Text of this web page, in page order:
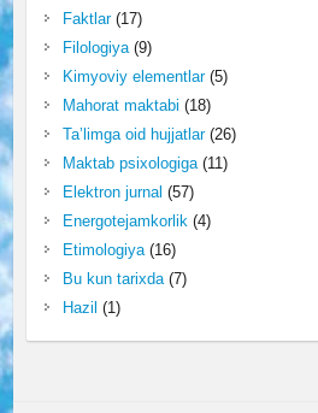
Faktlar(17)
Filologiya(9)
Kimyoviy elementlar(5)
Mahorat maktabi (18)
Ta’limga oid hujjatlar(26)
Maktab psixologiga(11)
Elektron jurnal (57)
Energotejamkorlik (4)
Etimologiya(16)
Bu kun tarixda(7)
Hazil (1)